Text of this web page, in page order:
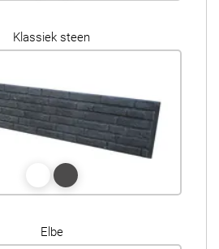
Klassiek steen
Elbe